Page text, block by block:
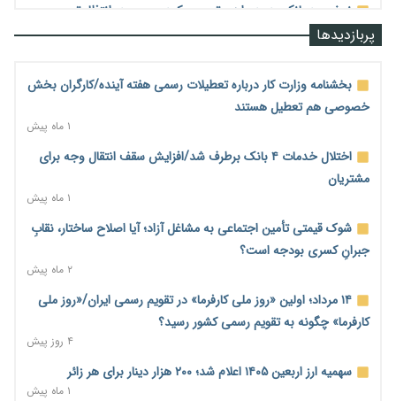
نرخ سود بانکی در دوراهی تورم و رکود؛ بورس در انتظار تصمیم
سیاست‌گذار
صادرات مرغ مازاد هنوز آغاز نشده است؛ چالش قیمت و
سیاست‌های ناپایدار در بازار جهانی
شیر صنعتی چگونه تولید می‌شود؟ پاسخ مدیر کل استاندارد به
شایعات فضای مجازی
نسخه قطعه‌سازان برای سایپا؛ خروج دولت از مدیریت پیش از
واگذاری
تجارت خارجی ایران در مسیر تسویه فرامرزی با رمزارز
یک سال پرچالش اینترنت/دولت چهاردهم از محدودیت به سمت
توسعه زیرساخت رفت
پربازدیدها
بخشنامه وزارت کار درباره تعطیلات رسمی هفته آینده/کارگران بخش
خصوصی هم تعطیل هستند
۱ ماه پیش
اختلال خدمات ۴ بانک برطرف شد/افزایش سقف انتقال وجه برای
مشتریان
۱ ماه پیش
شوک قیمتی تأمین اجتماعی به مشاغل آزاد؛ آیا اصلاح ساختار، نقابِ
جبرانِ کسری بودجه است؟
۲ ماه پیش
۱۴ مرداد؛ اولین «روز ملی کارفرما» در تقویم رسمی ایران/«روز ملی
کارفرما» چگونه به تقویم رسمی کشور رسید؟
۴ روز پیش
سهمیه ارز اربعین ۱۴۰۵ اعلام شد؛ ۲۰۰ هزار دینار برای هر زائر
۱ ماه پیش